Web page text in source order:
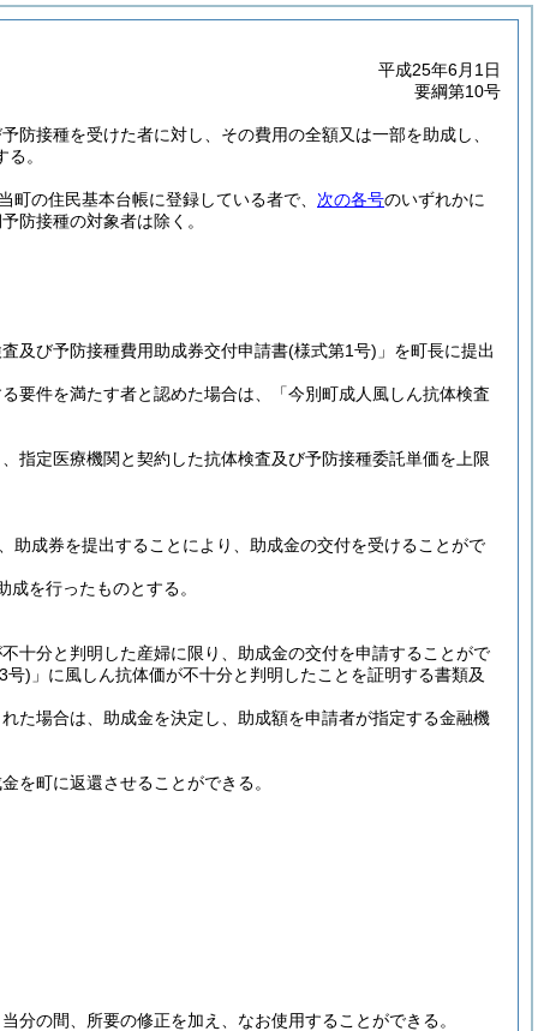
平成25年6月1日
要綱第10号
接種を受けた者に対し、その費用の全額又は一部を助成し、
。
町の住民基本台帳に登録している者で、 次の各号のいずれかに
防接種の対象者は除く。
及び予防接種費用助成券交付申請書(様式第1号) 」を町長に提出
要件を満たす者と認めた場合は、「今別町成人風しん抗体検査
指定医療機関と契約した抗体検査及び予防接種委託単価を上限
助成券を提出することにより、助成金の交付を受けることがで
を行ったものとする。
十分と判明した産婦に限り、助成金の交付を申請することがで
号) 」に風しん抗体価が不十分と判明したことを証明する書類及
た場合は、助成金を決定し、助成額を申請者が指定する金融機
を町に返還させることができる。
の間、所要の修正を加え、なお使用することができる。